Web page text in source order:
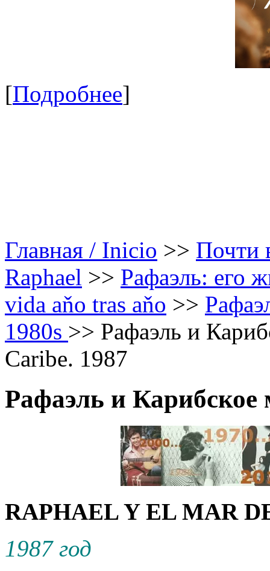
[Подробнее]
Главная / Inicio >> Почти
Raphael >> Рафаэль: его
vida aňo tras aňo >>
1980s >> Рафаэль и
Caribe. 1987
Рафаэль и Карибское
RAPHAEL Y EL MAR
1987 год